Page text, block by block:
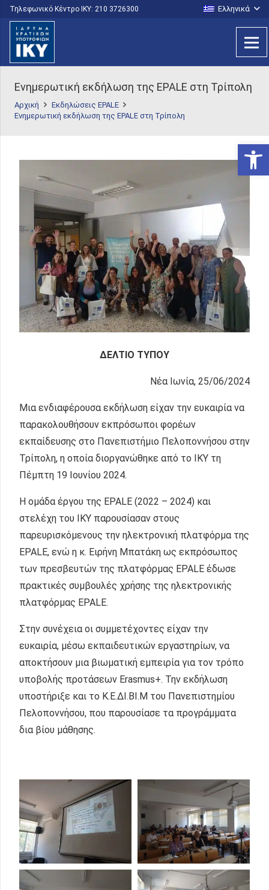
Τηλεφωνικό Κέντρο IKY: 210 3726300 Ελληνικά
Ενημερωτική εκδήλωση της EPALE στη Τρίπολη
Αρχική
Εκδηλώσεις EPALE
Ενημερωτική εκδήλωση της EPALE στη Τρίπολη
ΔΕΛΤΙΟ ΤΥΠΟΥ
Νέα Ιωνία, 25/06/2024
Μια ενδιαφέρουσα εκδήλωση είχαν την ευκαιρία να
παρακολουθήσουν εκπρόσωποι φορέων
εκπαίδευσης στο Πανεπιστήμιο Πελοποννήσου στην
Τρίπολη, η οποία διοργανώθηκε από το ΙΚΥ τη
Πέμπτη 19 Ιουνίου 2024.
Η ομάδα έργου της EPALE (2022 – 2024) και
στελέχη του ΙΚΥ παρουσίασαν στους
παρευρισκόμενους την ηλεκτρονική πλατφόρμα της
EPALE, ενώ η κ. Ειρήνη Μπατάκη ως εκπρόσωπος
των πρεσβευτών της πλατφόρμας EPALE έδωσε
πρακτικές συμβουλές χρήσης της ηλεκτρονικής
πλατφόρμας EPALE.
Στην συνέχεια οι συμμετέχοντες είχαν την
ευκαιρία, μέσω εκπαιδευτικών εργαστηρίων, να
αποκτήσουν μια βιωματική εμπειρία για τον τρόπο
υποβολής προτάσεων Erasmus+. Την εκδήλωση
υποστήριξε και το Κ.Ε.ΔΙ.ΒΙ.Μ του Πανεπιστημίου
Πελοποννήσου, που παρουσίασε τα προγράμματα
δια βίου μάθησης.